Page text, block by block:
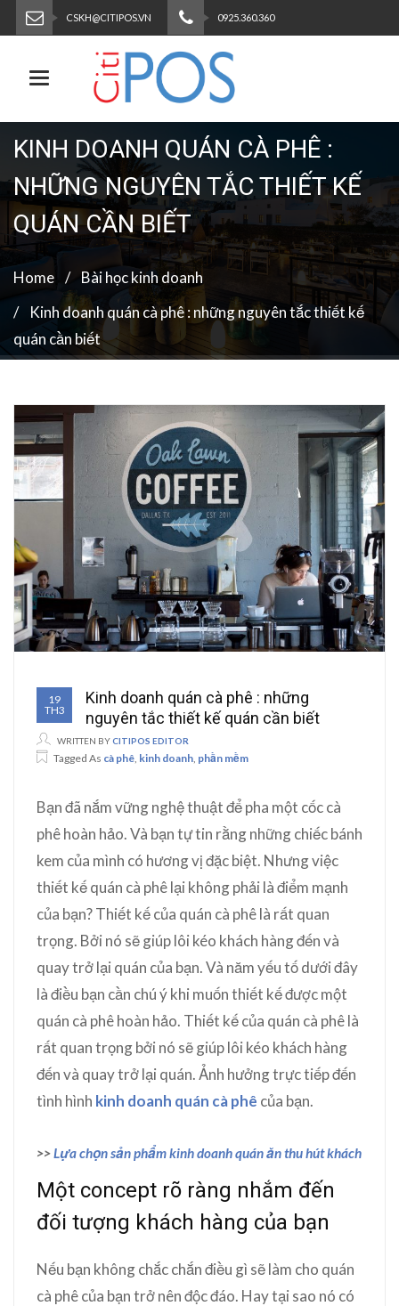
CSKH@CITIPOS.VN 0925.360.360
Toggle navigation
KINH DOANH QUÁN CÀ PHÊ :
NHỮNG NGUYÊN TẮC THIẾT KẾ
QUÁN CẦN BIẾT
Home
Bài học kinh doanh
Kinh doanh quán cà phê : những nguyên tắc thiết kế
quán cần biết
19
TH3
Kinh doanh quán cà phê : những
nguyên tắc thiết kế quán cần biết
WRITTEN BYCITIPOS EDITOR
Tagged As cà phê kinh doanh phần mềm
Bạn đã nắm vững nghệ thuật để pha một cốc cà
phê hoàn hảo. Và bạn tự tin rằng những chiếc bánh
kem của mình có hương vị đặc biệt. Nhưng việc
thiết kế quán cà phê lại không phải là điểm mạnh
của bạn? Thiết kế của quán cà phê là rất quan
trọng. Bởi nó sẽ giúp lôi kéo khách hàng đến và
quay trở lại quán của bạn. Và năm yếu tố dưới đây
là điều bạn cần chú ý khi muốn thiết kế được một
quán cà phê hoàn hảo. Thiết kế của quán cà phê là
rất quan trọng bởi nó sẽ giúp lôi kéo khách hàng
đến và quay trở lại quán. Ảnh hưởng trực tiếp đến
tình hình kinh doanh quán cà phê của bạn.
>>Lựa chọn sản phẩm kinh doanh quán ăn thu hút khách
Một concept rõ ràng nhắm đến
đối tượng khách hàng của bạn
Nếu bạn không chắc chắn điều gì sẽ làm cho quán
cà phê của bạn trở nên độc đáo. Hay tại sao nó có